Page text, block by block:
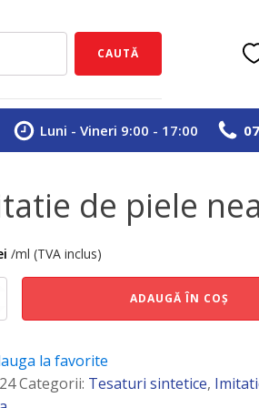
CAUTĂ
Luni - Vineri 9:00 - 17:00
de piele
/ml (TVA inclus)
ADAUGĂ ÎN COȘ
la favorite
Categorii: Tesaturi sintetice,